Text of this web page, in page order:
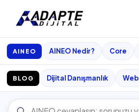
AINEO AINEO Nedir? Core
BLOG Dijital Danışmanlık Web